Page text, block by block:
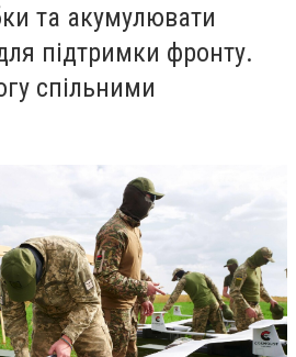
та акумулювати
підтримки фронту.
спільними